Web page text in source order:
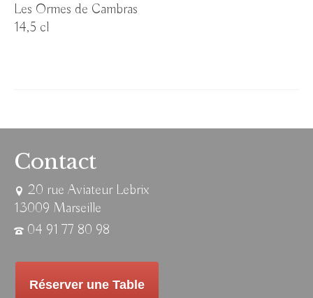
Les Ormes de Cambras
14,5 cl
Contact
20 rue Aviateur Lebrix
13009 Marseille
04 91 77 80 98
Réserver une Table